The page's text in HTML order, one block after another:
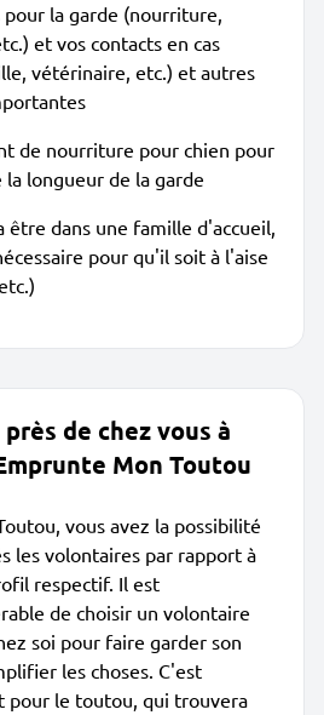
la garde (nourriture,
et vos contacts en cas
vétérinaire, etc.) et autres
de nourriture pour chien pour
la longueur de la garde
être dans une famille d'accueil,
pour qu'il soit à l'aise
de chez vous à
Mon Toutou
vous avez la possibilité
les volontaires par rapport à
respectif. Il est
de choisir un volontaire
soi pour faire garder son
les choses. C'est
pour le toutou, qui trouvera